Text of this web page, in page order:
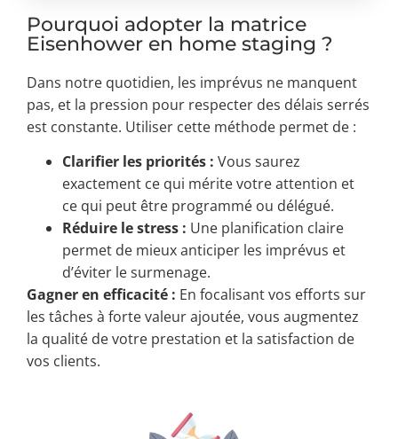
Pourquoi adopter la matrice
Eisenhower en home staging ?
Dans notre quotidien, les imprévus ne manquent
pas, et la pression pour respecter des délais serrés
est constante. Utiliser cette méthode permet de :
Clarifier les priorités : Vous saurez
exactement ce qui mérite votre attention et
ce qui peut être programmé ou délégué.
Réduire le stress : Une planification claire
permet de mieux anticiper les imprévus et
d’éviter le surmenage.
Gagner en efficacité : En focalisant vos efforts sur
les tâches à forte valeur ajoutée, vous augmentez
la qualité de votre prestation et la satisfaction de
vos clients.